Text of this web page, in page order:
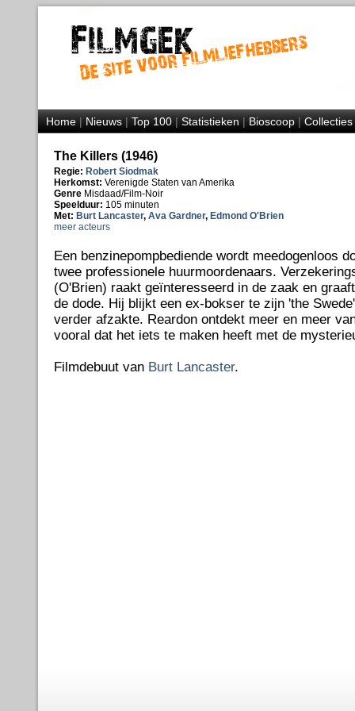
Home|Nieuws|Top 100|Statistieken|Bioscoop|Collecties
The Killers (1946)
Regie: Robert Siodmak
Herkomst: Verenigde Staten van Amerika
Genre Misdaad/Film-Noir
Speelduur: 105 minuten
Met: Burt Lancaster, Ava Gardner, Edmond O'Brien
meer acteurs
Een benzinepompbediende wordt meedogenloos
twee professionele huurmoordenaars.
(O'Brien) raakt geïnteresseerd in de zaak en
de dode. Hij blijkt een ex-bokser te zijn 'the
verder afzakte. Reardon ontdekt meer en meer
vooral dat het iets te maken heeft met de
Filmdebuut van Burt Lancaster.